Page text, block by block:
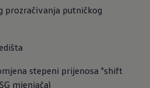
prozračivanja putničkog
stepeni prijenosa "shift
mjenjača)